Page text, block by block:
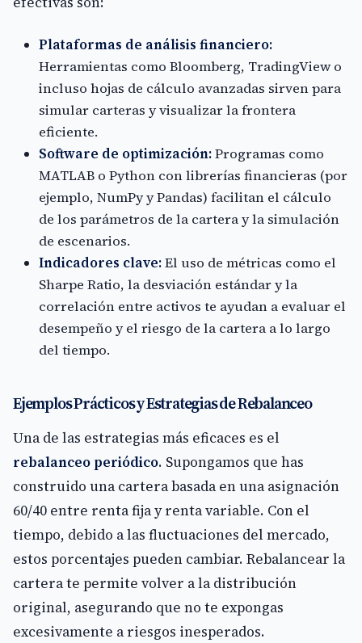
Plataformas de análisis financiero:
Herramientas como Bloomberg, TradingView o
incluso hojas de cálculo avanzadas sirven para
simular carteras y visualizar la frontera
eficiente.
Software de optimización:Programas como
MATLAB o Python con librerías financieras (por
ejemplo, NumPy y Pandas) facilitan el cálculo
de los parámetros de la cartera y la simulación
de escenarios.
Indicadores clave:El uso de métricas como el
Sharpe Ratio, la desviación estándar y la
correlación entre activos te ayudan a evaluar el
desempeño y el riesgo de la cartera a lo largo
del tiempo.
Ejemplos Prácticos y Estrategias de Rebalanceo
Una de las estrategias más eficaces es el
rebalanceo periódico. Supongamos que has
construido una cartera basada en una asignación
60/40 entre renta fija y renta variable. Con el
tiempo, debido a las fluctuaciones del mercado,
estos porcentajes pueden cambiar. Rebalancear la
cartera te permite volver a la distribución
original, asegurando que no te expongas
excesivamente a riesgos inesperados.